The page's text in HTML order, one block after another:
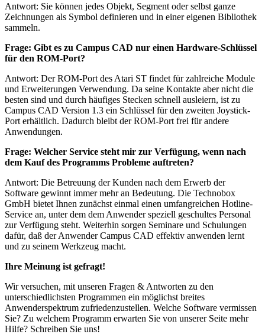
Antwort: Sie können jedes Objekt, Segment oder selbst ganze
Zeichnungen als Symbol definieren und in einer eigenen Bibliothek
sammeln.
Frage: Gibt es zu Campus CAD nur einen Hardware-Schlüssel
für den ROM-Port?
Antwort: Der ROM-Port des Atari ST findet für zahlreiche Module
und Erweiterungen Verwendung. Da seine Kontakte aber nicht die
besten sind und durch häufiges Stecken schnell ausleiern, ist zu
Campus CAD Version 1.3 ein Schlüssel für den zweiten Joystick-
Port erhältlich. Dadurch bleibt der ROM-Port frei für andere
Anwendungen.
Frage: Welcher Service steht mir zur Verfügung, wenn nach
dem Kauf des Programms Probleme auftreten?
Antwort: Die Betreuung der Kunden nach dem Erwerb der
Software gewinnt immer mehr an Bedeutung. Die Technobox
GmbH bietet Ihnen zunächst einmal einen umfangreichen Hotline-
Service an, unter dem dem Anwender speziell geschultes Personal
zur Verfügung steht. Weiterhin sorgen Seminare und Schulungen
dafür, daß der Anwender Campus CAD effektiv anwenden lernt
und zu seinem Werkzeug macht.
Ihre Meinung ist gefragt!
Wir versuchen, mit unseren Fragen & Antworten zu den
unterschiedlichsten Programmen ein möglichst breites
Anwenderspektrum zufriedenzustellen. Welche Software vermissen
Sie? Zu welchem Programm erwarten Sie von unserer Seite mehr
Hilfe? Schreiben Sie uns!